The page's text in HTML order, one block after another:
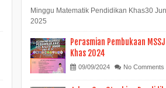
Minggu Matematik Pendidikan Khas30
2025
Perasmian Pembukaan
Khas 2024
09/09/2024 No Comments